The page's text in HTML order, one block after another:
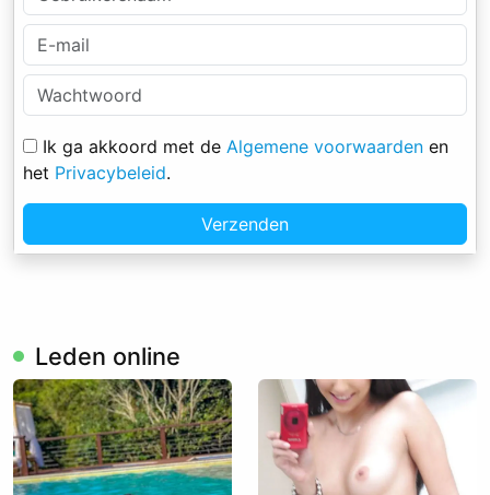
Ik ga akkoord met de Algemene voorwaarden en
het Privacybeleid.
Verzenden
Leden online